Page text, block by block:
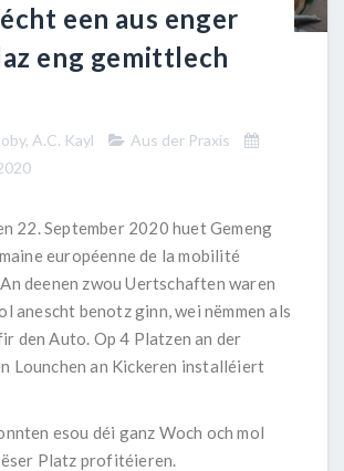
een aus enger
eng gemittlech
A.C. Kayl
Aus der Praxis
22. September 2020 huet Gemeng
européenne de la mobilité
deenen zwou Uertschaften waren
anescht benotz ginn, wei nëmmen als
den Auto. Op 4 Platzen an der
Lounchen an Kickeren installéiert
esou déi ganz Woch och mol
Platz profitéieren.